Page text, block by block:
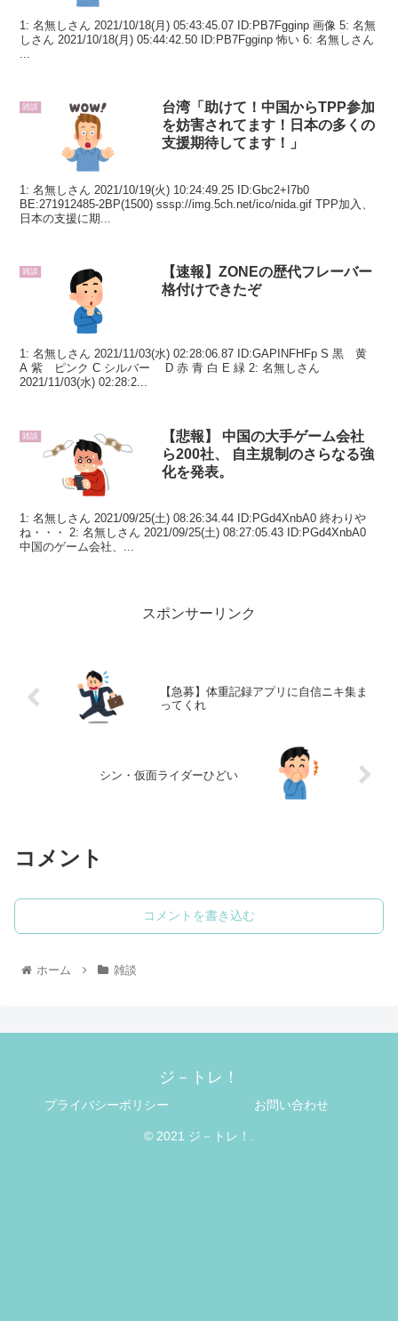
1: 名無しさん 2021/10/18(月) 05:43:45.07 ID:PB7Fgginp 画像 5: 名無
しさん 2021/10/18(月) 05:44:42.50 ID:PB7Fgginp 怖い 6: 名無しさん
雑談
台湾「助けて！中国からTPP参加
を妨害されてます！日本の多くの
支援期待してます！」
1: 名無しさん 2021/10/19(火) 10:24:49.25 ID:Gbc2+I7b0
BE:271912485-2BP(1500) sssp://img.5ch.net/ico/nida.gif TPP加入、
日本の支援に期...
雑談
【速報】ZONEの歴代フレーバー
格付けできたぞ
1: 名無しさん 2021/11/03(水) 02:28:06.87 ID:GAPINFHFp S 黒 黄
A 紫 ピンク C シルバー D 赤 青 白 E 緑 2: 名無しさん
2021/11/03(水) 02:28:2...
雑談
【悲報】 中国の大手ゲーム会社
ら200社、 自主規制のさらなる強
化を発表。
1: 名無しさん 2021/09/25(土) 08:26:34.44 ID:PGd4XnbA0 終わりや
ね・・・ 2: 名無しさん 2021/09/25(土) 08:27:05.43 ID:PGd4XnbA0
中国のゲーム会社、...
スポンサーリンク
【急募】体重記録アプリに自信ニキ集ま
ってくれ
シン・仮面ライダーひどい
コメント
コメントを書き込む
ホーム 雑談
ジ－トレ！
プライバシーポリシー お問い合わせ
© 2021 ジ－トレ！.